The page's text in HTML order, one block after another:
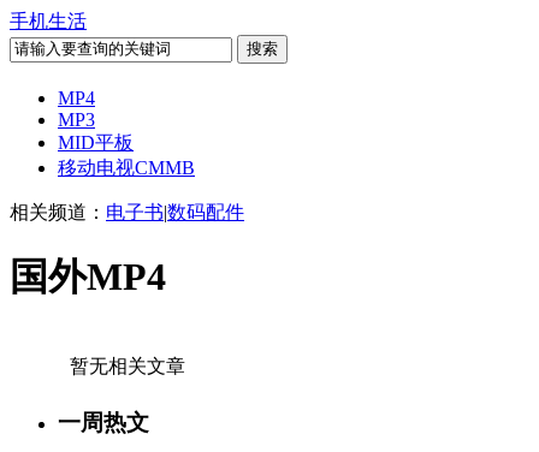
手机生活
MP4
MP3
MID平板
移动电视CMMB
相关频道： 电子书|数码配件
国外MP4
暂无相关文章
一周热文